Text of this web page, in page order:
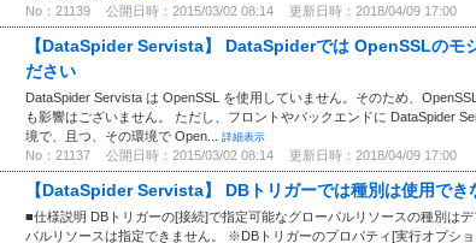
No：21139 公開日時：2015/03/02 08:14 更新日時：2018/04/09 17:00
【DataSpider Servista】 DataSpiderでは OpenSSLのモ
ださい
DataSpider Servista は OpenSSL を使用していません。そのため、
も影響はございません。 ただし、フロントやバックエンドに DataSpider
境で、且つ、その環境で Open...
詳細表示
No：21137 公開日時：2015/03/02 08:14 更新日時：2018/04/09 17:00
【DataSpider Servista】 DBトリガーでは種別は使用でき
■仕様説明 DBトリガーの[接続]で指定可能なグローバルリソースの種別は
バルリソースは指定できません。 ※DBトリガーのプロパティ[実行オプシ